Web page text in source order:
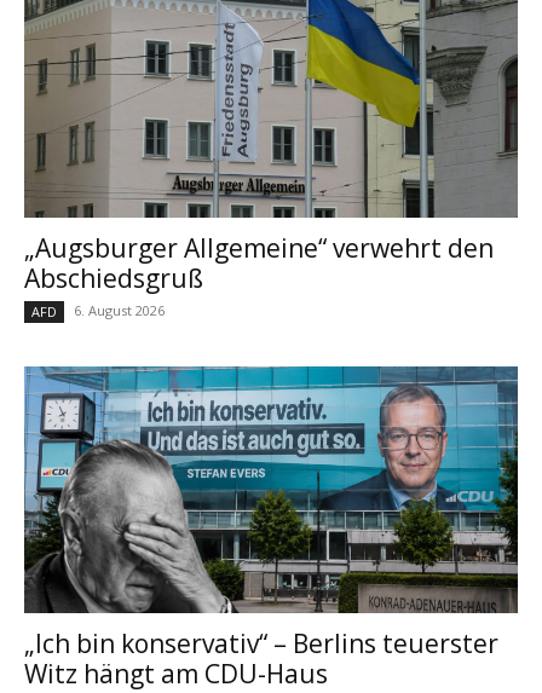
„Augsburger Allgemeine“ verwehrt den
Abschiedsgruß
AFD 6. August 2026
„Ich bin konservativ“ – Berlins teuerster
Witz hängt am CDU-Haus